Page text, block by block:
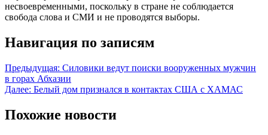
несвоевременными, поскольку в стране не соблюдается
свобода слова и СМИ и не проводятся выборы.
Навигация по записям
Предыдущая: Силовики ведут поиски вооруженных мужчин
в горах Абхазии
Далее: Белый дом признался в контактах США с ХАМАС
Похожие новости